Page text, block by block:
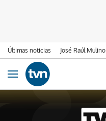
Últimas noticias José Raúl Mulino
Ir al contenido
Obrir navegació